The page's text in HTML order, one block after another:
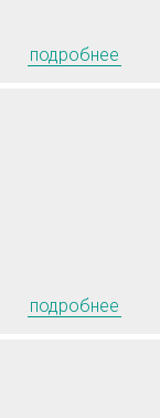
подробнее
подробнее